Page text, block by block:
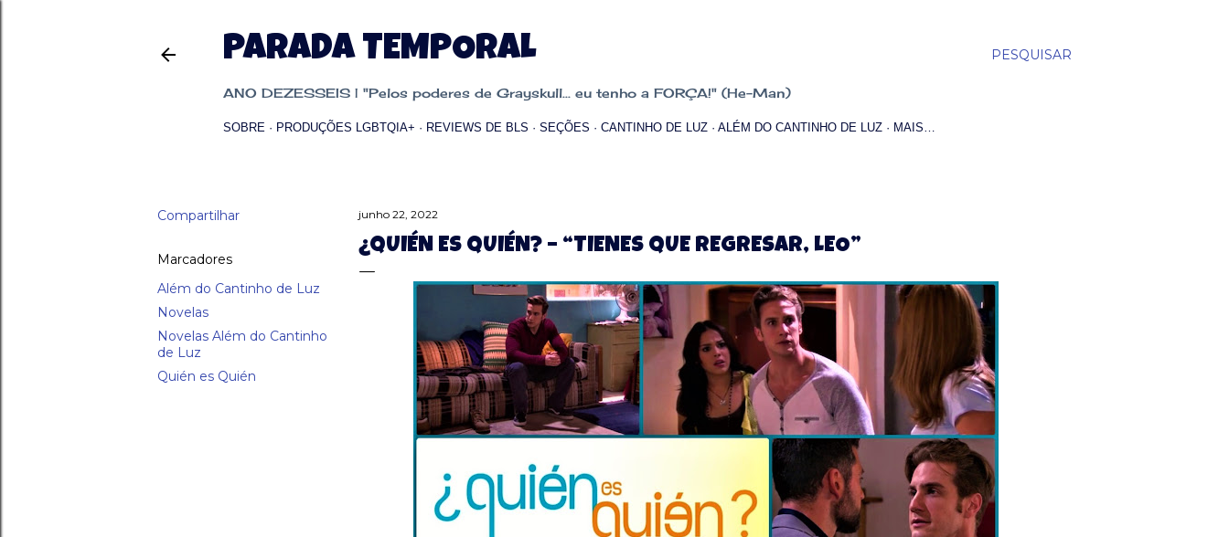
PESQUISAR
PARADA TEMPORAL
ANO DEZESSEIS | "Pelos poderes de Grayskull... eu tenho a FORÇA!" (He-Man)
SOBRE PRODUÇÕES LGBTQIA+ REVIEWS DE BLS SEÇÕES CANTINHO DE LUZ ALÉM DO CANTINHO DE LUZ MAIS…
Compartilhar
Marcadores
Além do Cantinho de Luz
Novelas
Novelas Além do Cantinho
de Luz
Quién es Quién
junho 22, 2022
¿QUIÉN ES QUIÉN? – “TIENES QUE REGRESAR, LEO”